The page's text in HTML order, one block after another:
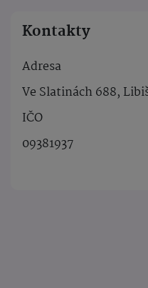
Kontakty
Adresa
Ve Slatinách 688,
IČO
09381937